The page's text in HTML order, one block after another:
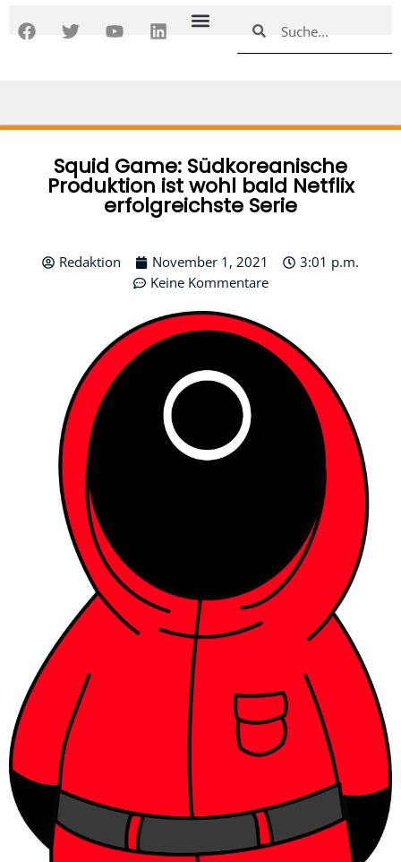
Inhalt
F
a
o
T
w
r
Y
o
e
L
i
i
Squid Game: Südkoreanische
Produktion ist wohl bald Netflix
erfolgreichste Serie
Redaktion November 1, 2021
3:01 p.m.
Keine Kommentare